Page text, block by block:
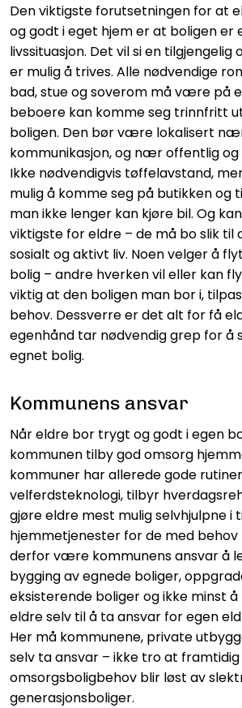
Den viktigste forutsetningen for at
og godt i eget hjem er at boligen er
livssituasjon. Det vil si en
er mulig å trives. Alle nødvendige
bad, stue og soverom må være på
beboere kan komme seg trinnfritt
boligen. Den bør være lokalisert
kommunikasjon, og nær offentlig
Ikke nødvendigvis tøffelavstand,
mulig å komme seg på butikken og
man ikke lenger kan kjøre bil. Og
viktigste for eldre – de må bo slik til
sosialt og aktivt liv. Noen velger å
bolig – andre hverken vil eller kan
viktig at den boligen man bor i,
behov. Dessverre er det alt for få
egenhånd tar nødvendig grep for å
egnet bolig.
Kommunens ansvar
Når eldre bor trygt og godt i egen
kommunen tilby god omsorg
kommuner har allerede gode
velferdsteknologi, tilbyr
gjøre eldre mest mulig selvhjulpne i
hjemmetjenester for de med
derfor være kommunens ansvar å
bygging av egnede boliger,
eksisterende boliger og ikke minst
eldre selv til å ta ansvar for egen
Her må kommunene, private
selv ta ansvar – ikke tro at framtidig
omsorgsboligbehov blir løst av
generasjonsboliger.